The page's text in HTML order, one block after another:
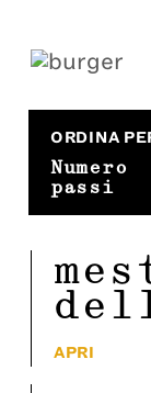
ORDINA
Numero
passi
APRI